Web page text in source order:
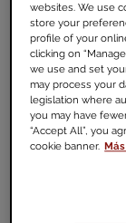
websites. We use
store your
profile of your
clicking on
we use and set
may process your
legislation where
you may have
“Accept All”, you
cookie banner.